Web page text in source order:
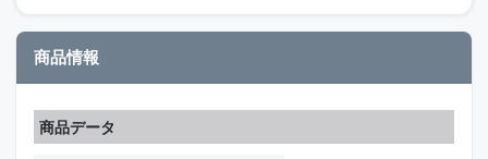
商品情報
商品データ